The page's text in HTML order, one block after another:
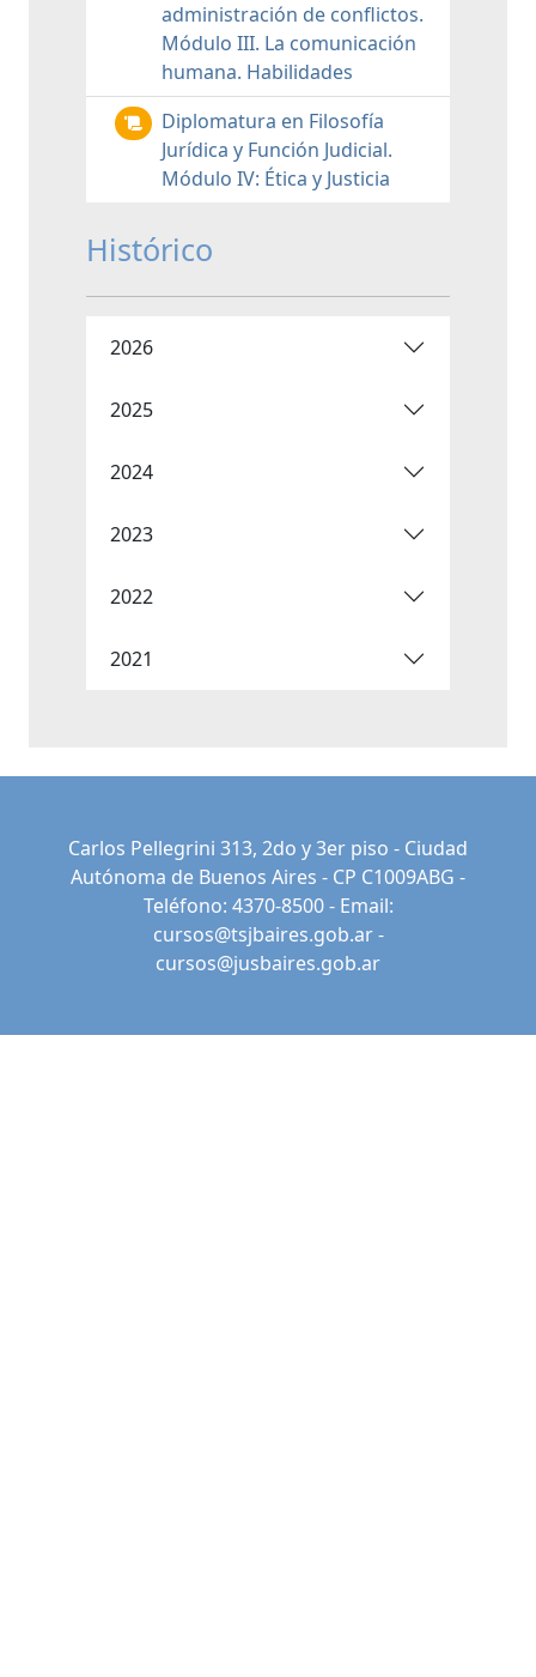
administración de conflictos.
Módulo III. La comunicación
humana. Habilidades
Diplomatura en Filosofía
Jurídica y Función Judicial.
Módulo IV: Ética y Justicia
Histórico
2026
2025
2024
2023
2022
2021
Carlos Pellegrini 313, 2do y 3er piso - Ciudad
Autónoma de Buenos Aires - CP C1009ABG -
Teléfono: 4370-8500 - Email:
cursos@tsjbaires.gob.ar-
cursos@jusbaires.gob.ar